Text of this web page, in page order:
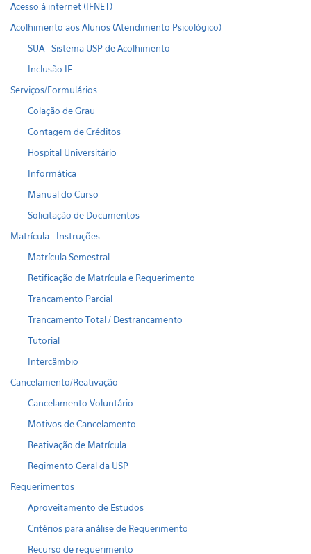
Acesso à internet (IFNET)
Acolhimento aos Alunos (Atendimento Psicológico)
SUA - Sistema USP de Acolhimento
Inclusão IF
Serviços/Formulários
Colação de Grau
Contagem de Créditos
Hospital Universitário
Informática
Manual do Curso
Solicitação de Documentos
Matrícula - Instruções
Matrícula Semestral
Retificação de Matrícula e Requerimento
Trancamento Parcial
Trancamento Total / Destrancamento
Tutorial
Intercâmbio
Cancelamento/Reativação
Cancelamento Voluntário
Motivos de Cancelamento
Reativação de Matrícula
Regimento Geral da USP
Requerimentos
Aproveitamento de Estudos
Critérios para análise de Requerimento
Recurso de requerimento